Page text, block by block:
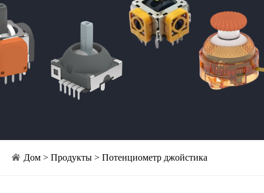
Дом > Продукты > Потенциометр джойстика